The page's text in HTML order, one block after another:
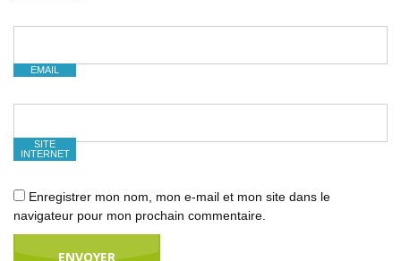
EMAIL
SITE
INTERNET
Enregistrer mon nom, mon e-mail et mon site dans le
navigateur pour mon prochain commentaire.